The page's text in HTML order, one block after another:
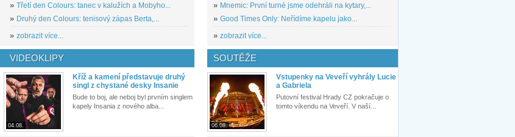
» Třetí den Colours: tanec v kalužích a Mobyho...
» Druhý den Colours: tenisový zápas Berta,...
» zobrazit více...
» Mnemic: První turné jsme odehráli na kytary,...
» Good Times Only: Neřídíme kapelu jako...
» zobrazit více...
VIDEOKLIPY
04.08.
Kříž a kamení představuje druhý
singl z chystané desky Insanie
Bude to boj, ale neboj byl prvním singlem
kapely Insania z nového alba...
SOUTĚŽE
06.08.
Vstupenky na Veveří vyhrály Lucie
a Gabriela
Putovní festival Hrady CZ pokračuje o
tomto víkendu na Veveří. V naší...